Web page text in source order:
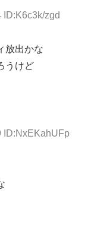
ID:K6c3k/zgd
放出かな
うけど
ID:NxEKahUFp